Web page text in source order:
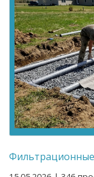
Фильтрационные